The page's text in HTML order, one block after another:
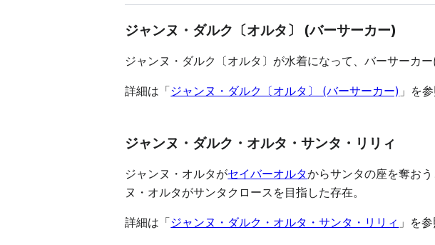
ジャンヌ・ダルク〔オルタ〕 (バーサーカー)
ジャンヌ・ダルク〔オルタ〕が水着になって、バーサーカー
詳細は「ジャンヌ・ダルク〔オルタ〕 (バーサーカー) 」を参
ジャンヌ・ダルク・オルタ・サンタ・リリィ
ジャンヌ・オルタがセイバーオルタからサンタの座を奪お
ヌ・オルタがサンタクロースを目指した存在。
詳細は「ジャンヌ・ダルク・オルタ・サンタ・リリィ 」を参